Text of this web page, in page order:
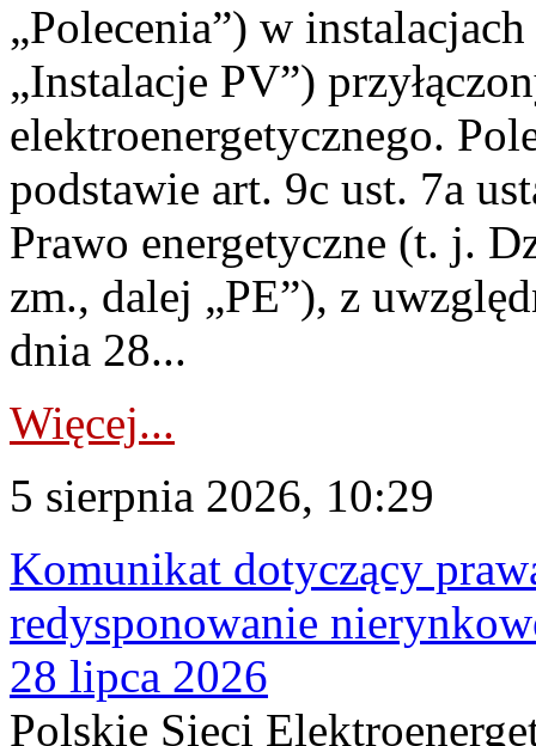
„Polecenia”) w
„Instalacje PV”)
elektroenergetycznego.
podstawie art. 9c ust. 7a
Prawo energetyczne (t. j.
zm., dalej „PE”), z
dnia 28...
Więcej...
5 sierpnia 2026, 10:29
Komunikat dotyczący
redysponowanie
28 lipca 2026
Polskie Sieci